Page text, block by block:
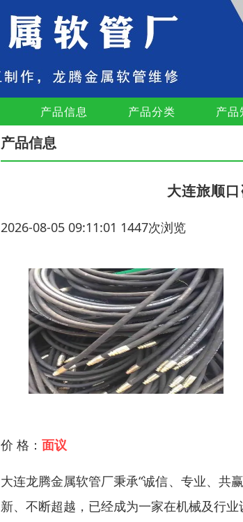
产品信息 产品分类 产品
产品信息
大连旅顺
2026-08-05 09:11:01 1447次浏览
价 格： 面议
大连龙腾金属软管厂秉承“诚信、专业、共
新、不断超越，已经成为一家在机械及行